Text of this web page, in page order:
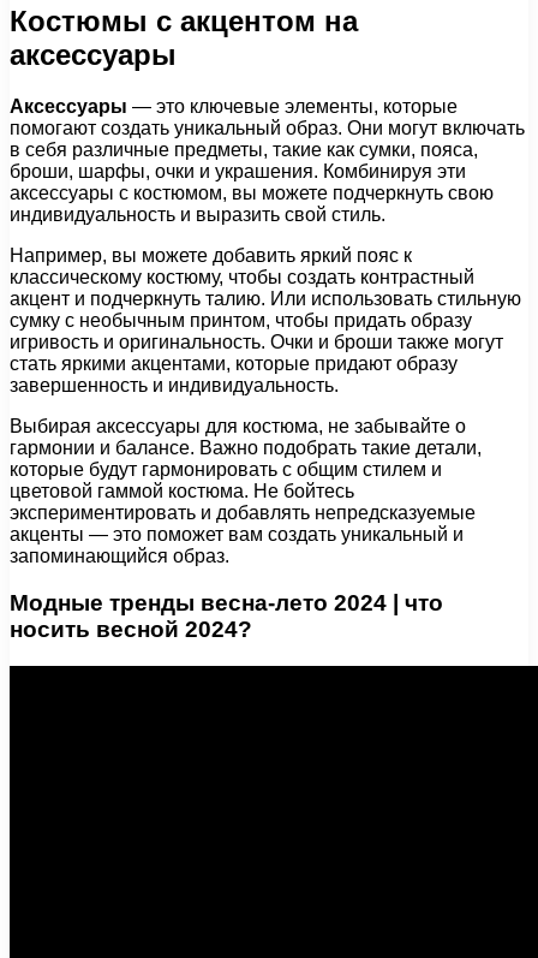
Костюмы с акцентом на
аксессуары
Аксессуары — это ключевые элементы, которые
помогают создать уникальный образ. Они могут включать
в себя различные предметы, такие как сумки, пояса,
броши, шарфы, очки и украшения. Комбинируя эти
аксессуары с костюмом, вы можете подчеркнуть свою
индивидуальность и выразить свой стиль.
Например, вы можете добавить яркий пояс к
классическому костюму, чтобы создать контрастный
акцент и подчеркнуть талию. Или использовать стильную
сумку с необычным принтом, чтобы придать образу
игривость и оригинальность. Очки и броши также могут
стать яркими акцентами, которые придают образу
завершенность и индивидуальность.
Выбирая аксессуары для костюма, не забывайте о
гармонии и балансе. Важно подобрать такие детали,
которые будут гармонировать с общим стилем и
цветовой гаммой костюма. Не бойтесь
экспериментировать и добавлять непредсказуемые
акценты — это поможет вам создать уникальный и
запоминающийся образ.
Модные тренды весна-лето 2024 | что
носить весной 2024?